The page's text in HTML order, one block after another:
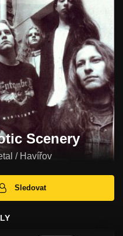
Scenery
/ Havířov
Sledovat